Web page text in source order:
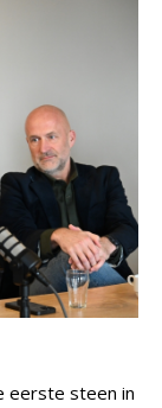
eerste steen in